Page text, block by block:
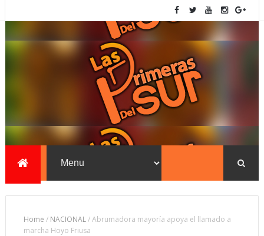
Home / NACIONAL/Abrumadora mayoría apoya el llamado a
marcha Hoyo Friusa